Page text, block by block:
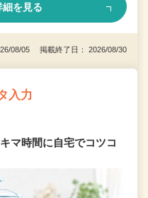
細を見る
08/05 掲載終了日： 2026/08/30
入力
マ時間に自宅でコツコ